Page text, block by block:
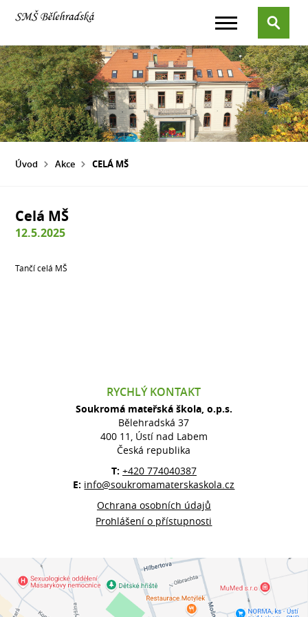
Úvod Akce CELÁ MŠ
Celá MŠ
12.5.2025
Tančí celá MŠ
RYCHLÝ KONTAKT
Soukromá mateřská škola, o.p.s.
Bělehradská 37
400 11, Ústí nad Labem
Česká republika
T: +420 774040387
E: info@soukromamaterskaskola.cz
Ochrana osobních údajů
Prohlášení o přístupnosti